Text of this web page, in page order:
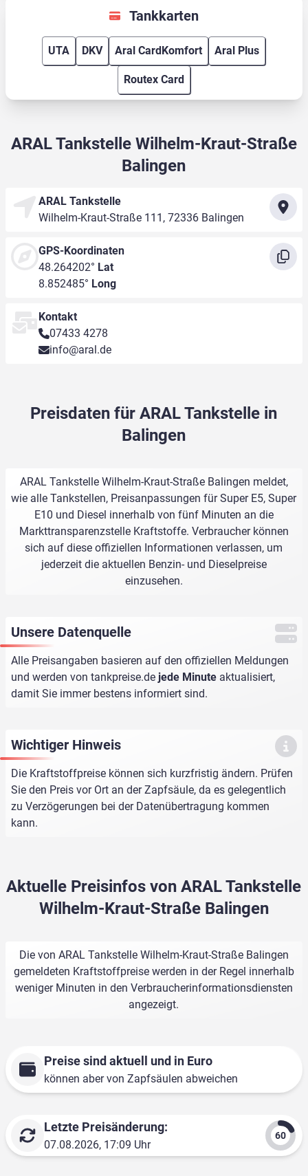
Tankkarten
UTA DKV Aral CardKomfort Aral Plus
Routex Card
ARAL Tankstelle Wilhelm-Kraut-Straße
Balingen
ARAL Tankstelle
Wilhelm-Kraut-Straße 111, 72336 Balingen
GPS-Koordinaten
48.264202° Lat
8.852485° Long
Kontakt
07433 4278
info@aral.de
Preisdaten für ARAL Tankstelle in
Balingen
ARAL Tankstelle Wilhelm-Kraut-Straße Balingen meldet,
wie alle Tankstellen, Preisanpassungen für Super E5, Super
E10 und Diesel innerhalb von fünf Minuten an die
Markttransparenzstelle Kraftstoffe. Verbraucher können
sich auf diese offiziellen Informationen verlassen, um
jederzeit die aktuellen Benzin- und Dieselpreise
einzusehen.
Unsere Datenquelle
Alle Preisangaben basieren auf den offiziellen Meldungen
und werden von tankpreise.de jede Minute aktualisiert,
damit Sie immer bestens informiert sind.
Wichtiger Hinweis
Die Kraftstoffpreise können sich kurzfristig ändern. Prüfen
Sie den Preis vor Ort an der Zapfsäule, da es gelegentlich
zu Verzögerungen bei der Datenübertragung kommen
kann.
Aktuelle Preisinfos von ARAL Tankstelle
Wilhelm-Kraut-Straße Balingen
Die von ARAL Tankstelle Wilhelm-Kraut-Straße Balingen
gemeldeten Kraftstoffpreise werden in der Regel innerhalb
weniger Minuten in den Verbraucherinformationsdiensten
angezeigt.
Preise sind aktuell und in Euro
können aber von Zapfsäulen abweichen
Letzte Preisänderung:
07.08.2026, 17:09 Uhr